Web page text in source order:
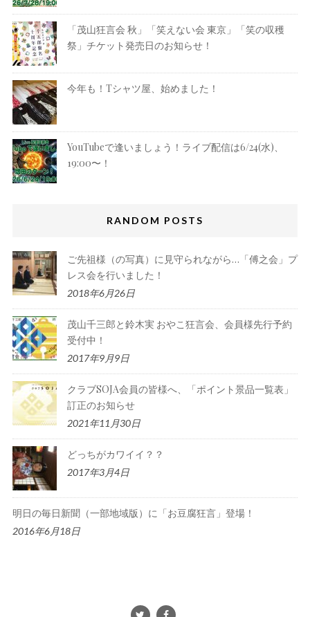
「茂山狂言会 秋」「笑えない会 東京」「笑の収穫
祭」チケット発売日のお知らせ！
今年も！Tシャツ屋、始めました！
YouTubeで逢いましょう！ライブ配信は6/24(水)、
19:00〜！
RANDOM POSTS
ご先祖様（の写真）に見守られながら…「傅之会」プ
レス会を行いました！
2018年6月26日
茂山千三郎と鈴木実 おやこ狂言会、会員様先行予約
受付中！
2017年9月9日
クラブSOJA会員の皆様へ、「ポイント景品一覧表」
訂正のお知らせ
2021年11月30日
どっちがカワイイ？？
2017年3月4日
明日の毎日新聞（一部地域版）に「お豆腐狂言」登場！
2016年6月18日